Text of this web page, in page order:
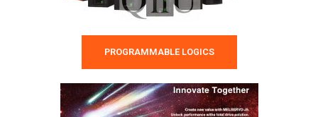
PROGRAMMABLE LOGICS